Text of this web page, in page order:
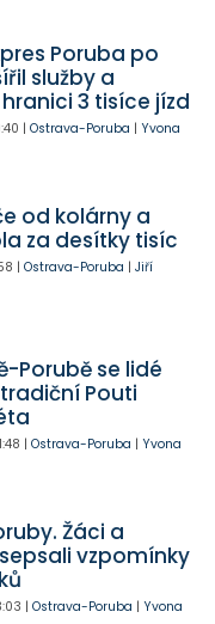
Poruba po
služby a
3 tisíce jízd
| Ostrava-Poruba | Yvona
od kolárny a
za desítky tisíc
| Ostrava-Poruba | Jiří
Porubě se lidé
Pouti
| Ostrava-Poruba | Yvona
Žáci a
vzpomínky
| Ostrava-Poruba | Yvona